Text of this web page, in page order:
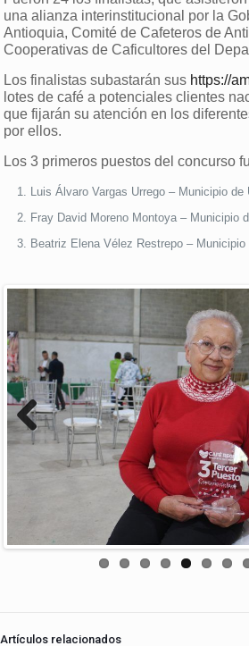
una alianza interinstitucional por la
Antioquia, Comité de Cafeteros de
Cooperativas de Caficultores del
Los finalistas subastarán sus https://
lotes de café a potenciales clientes
que fijarán su atención en los
por ellos.
Los 3 primeros puestos del concurso
Luis Álvaro Vargas Urrego – Municipio de
Fray David Moreno Montoya – Municipio
Beatriz Elena Vélez Restrepo – Municipio
Previous
Artículos relacionados